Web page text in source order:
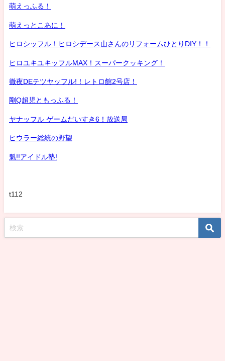
萌えっふる！
萌えっとこあに！
ヒロシッフル！ヒロシデース山さんのリフォームひとりDIY！！
ヒロユキユキッフルMAX！スーパークッキング！
徹夜DEテツヤッフル!！レトロ館2号店！
剛Q超児ともっふる！
ヤナッフル ゲームだいすき6！放送局
ヒウラー総統の野望
魁!!アイドル塾!
t112